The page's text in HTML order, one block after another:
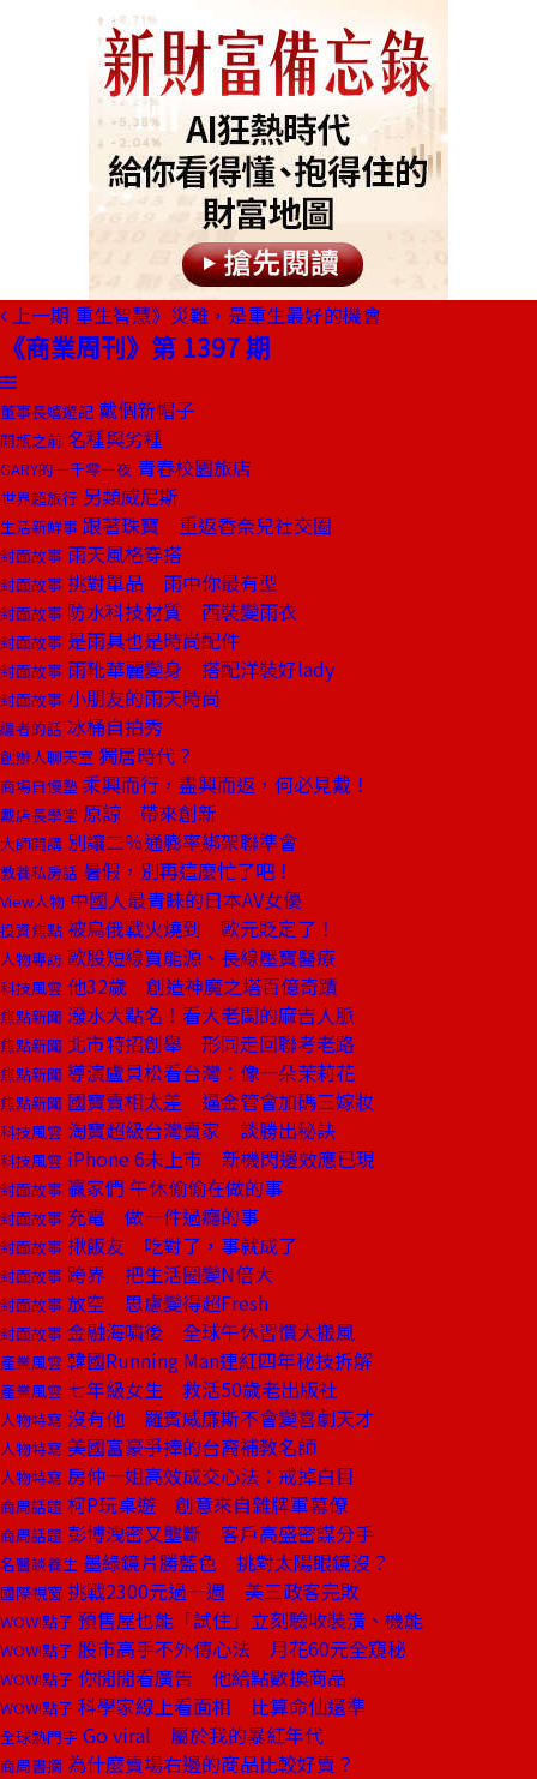
上一期 重生智慧》災難，是重生最好的機會
《商業周刊》第 1397 期
董事長嬉遊記 戴個新帽子
開瓶之前 名種與劣種
GARY的一千零一夜 青春校園旅店
世界超旅行 另類威尼斯
生活新鮮事 跟著珠寶 重返香奈兒社交圈
封面故事 雨天風格穿搭
封面故事 挑對單品 雨中你最有型
封面故事 防水科技材質 西裝變雨衣
封面故事 是雨具也是時尚配件
封面故事 雨靴華麗變身 搭配洋裝好lady
封面故事 小朋友的雨天時尚
編者的話 冰桶自拍秀
創辦人聊天室 獨居時代？
商場自慢塾 乘興而行，盡興而返，何必見戴！
戴店長學堂 原諒 帶來創新
大師開講 別讓二％通膨率綁架聯準會
教養私房話 暑假，別再這麼忙了吧！
View人物 中國人最青睞的日本AV女優
投資焦點 被烏俄戰火燒到 歐元貶定了！
人物專訪 歐股短線買能源、長線壓寶醫療
科技風雲 他32歲 創造神魔之塔百億奇蹟
焦點新聞 潑水大點名！看大老闆的麻吉人脈
焦點新聞 北市特招創舉 形同走回聯考老路
焦點新聞 導演盧貝松看台灣：像一朵茉莉花
焦點新聞 國寶賣相太差 逼金管會加碼三嫁妝
科技風雲 淘寶超級台灣賣家 談勝出秘訣
科技風雲 iPhone 6未上市 新機閃邊效應已現
封面故事 贏家們 午休偷偷在做的事
封面故事 充電 做一件過癮的事
封面故事 揪飯友 吃對了，事就成了
封面故事 跨界 把生活圈變N倍大
封面故事 放空 思慮變得超Fresh
封面故事 金融海嘯後 全球午休習慣大搬風
產業風雲 韓國Running Man連紅四年秘技拆解
產業風雲 七年級女生 救活50歲老出版社
人物特寫 沒有他 羅賓威廉斯不會變喜劇天才
人物特寫 美國富豪爭捧的台裔補教名師
人物特寫 房仲一姐高效成交心法：戒掉白目
商周話題 柯P玩桌遊 創意來自雜牌軍幕僚
商周話題 彭博洩密又壟斷 客戶高盛密謀分手
名醫談養生 墨綠鏡片勝藍色 挑對太陽眼鏡沒？
國際視窗 挑戰2300元過一週 美三政客完敗
WOW!點子 預售屋也能「試住」立刻驗收裝潢、機能
WOW!點子 股市高手不外傳心法 月花60元全窺秘
WOW!點子 你閒閒看廣告 他給點數換商品
WOW!點子 科學家線上看面相 比算命仙還準
全球熱門字 Go viral 屬於我的暴紅年代
商周書摘 為什麼賣場右邊的商品比較好賣？